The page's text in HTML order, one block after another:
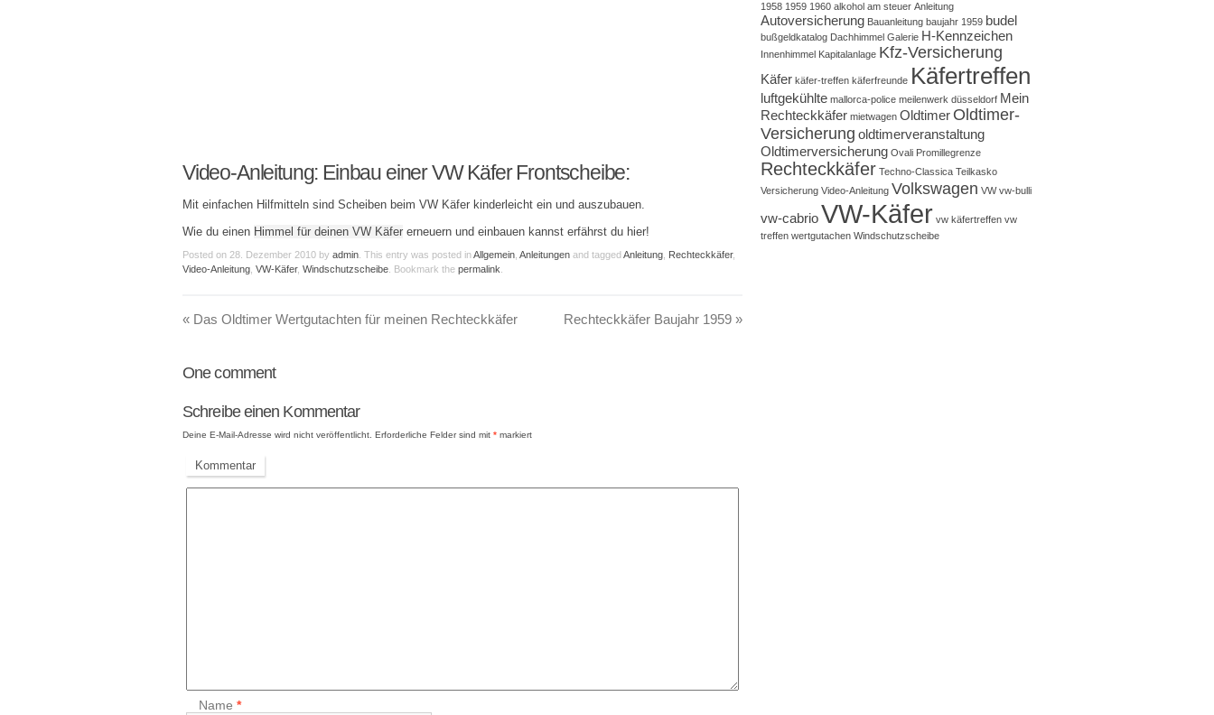
Video-Anleitung: Einbau einer VW Käfer Frontscheibe:
Mit einfachen Hilfmitteln sind Scheiben beim VW Käfer kinderleicht ein und auszubauen.
Wie du einen Himmel für deinen VW Käfer erneuern und einbauen kannst erfährst du hier!
Posted on 28. Dezember 2010 by admin . This entry was posted inAllgemein Anleitungen and taggedAnleitung Rechteckkäfer,
Video-Anleitung VW-Käfer, Windschutzscheibe . Bookmark the permalink
« Das Oldtimer Wertgutachten für meinen Rechteckkäfer Rechteckkäfer Baujahr 1959 »
Onecomment
Schreibe einen Kommentar
Deine E-Mail-Adresse wird nicht veröffentlicht. Erforderliche Felder sind mit * markiert
Kommentar
Name*
1958 1959 1960 alkohol am steuer Anleitung
Autoversicherung Bauanleitung baujahr 1959 budel
bußgeldkatalog Dachhimmel Galerie H-Kennzeichen
Innenhimmel Kapitalanlage Kfz-Versicherung
Käfer käfer-treffen käferfreunde Käfertreffen
luftgekühlte mallorca-police meilenwerk düsseldorf Mein
Rechteckkäfer mietwagen Oldtimer Oldtimer-
Versicherung oldtimerveranstaltung
Oldtimerversicherung Ovali Promillegrenze
Rechteckkäfer Techno-Classica Teilkasko
Versicherung Video-Anleitung Volkswagen VW vw-bulli
vw-cabrioVW-Käfer vw käfertreffen vw
treffen wertgutachen Windschutzscheibe